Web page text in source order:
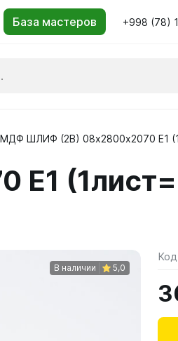
+998 (78)
МДФ ШЛИФ (2B) 08x2800х2070 Е1
В наличии 5,0